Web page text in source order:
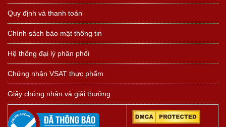
Quy định và thanh toán
Chính sách bảo mật thông tin
Hệ thống đại lý phân phối
Chứng nhận VSAT thực phẩm
Giấy chứng nhận và giải thưởng